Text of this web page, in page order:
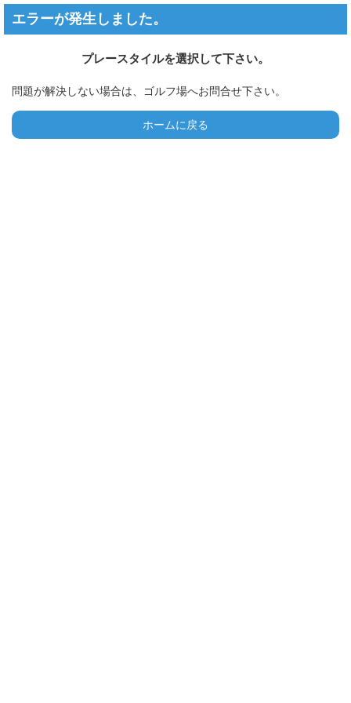
エラーが発生しました。
プレースタイルを選択して下さい。
問題が解決しない場合は、ゴルフ場へお問合せ下さい。
ホームに戻る